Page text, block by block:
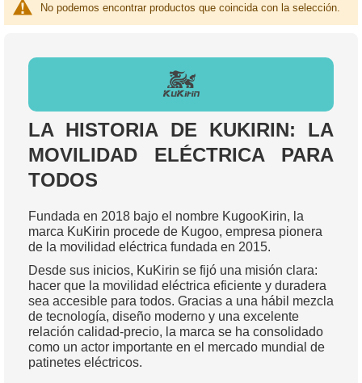
No podemos encontrar productos que coincida con la selección.
LA HISTORIA DE KUKIRIN: LA
MOVILIDAD ELÉCTRICA PARA
TODOS
Fundada en 2018 bajo el nombre KugooKirin, la
marca KuKirin procede de Kugoo, empresa pionera
de la movilidad eléctrica fundada en 2015.
Desde sus inicios, KuKirin se fijó una misión clara:
hacer que la movilidad eléctrica eficiente y duradera
sea accesible para todos. Gracias a una hábil mezcla
de tecnología, diseño moderno y una excelente
relación calidad-precio, la marca se ha consolidado
como un actor importante en el mercado mundial de
patinetes eléctricos.